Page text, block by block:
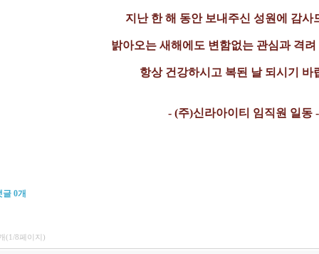
지난 한 해 동안 보내주신 성원에 감사
밝아오는 새해에도 변함없는 관심과 격
항상 건강하시고 복된 날 되시기 바
- (주)신라아이티 임직원 일동
글 0개
(1/8페이지)